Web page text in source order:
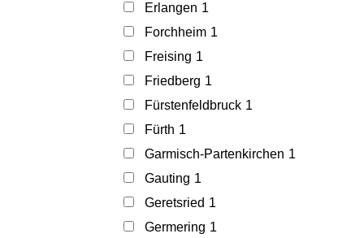
Erlangen 1
Forchheim 1
Freising 1
Friedberg 1
Fürstenfeldbruck 1
Fürth 1
Garmisch-Partenkirchen 1
Gauting 1
Geretsried 1
Germering 1